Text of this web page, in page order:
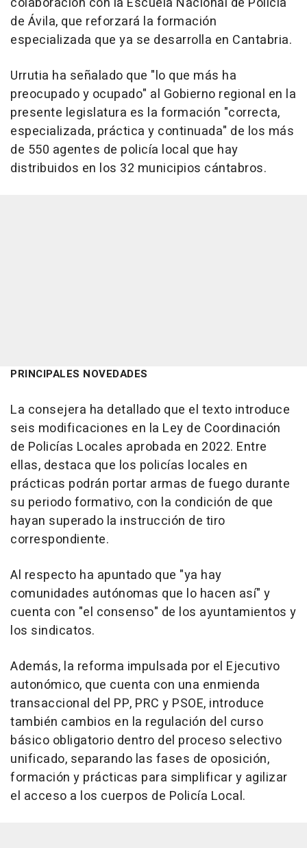
de Ávila, que reforzará la formación
especializada que ya se desarrolla en Cantabria.
Urrutia ha señalado que "lo que más ha
preocupado y ocupado" al Gobierno regional en la
presente legislatura es la formación "correcta,
especializada, práctica y continuada" de los más
de 550 agentes de policía local que hay
distribuidos en los 32 municipios cántabros.
PRINCIPALES NOVEDADES
La consejera ha detallado que el texto introduce
seis modificaciones en la Ley de Coordinación
de Policías Locales aprobada en 2022. Entre
ellas, destaca que los policías locales en
prácticas podrán portar armas de fuego durante
su periodo formativo, con la condición de que
hayan superado la instrucción de tiro
correspondiente.
Al respecto ha apuntado que "ya hay
comunidades autónomas que lo hacen así" y
cuenta con "el consenso" de los ayuntamientos y
los sindicatos.
Además, la reforma impulsada por el Ejecutivo
autonómico, que cuenta con una enmienda
transaccional del PP, PRC y PSOE, introduce
también cambios en la regulación del curso
básico obligatorio dentro del proceso selectivo
unificado, separando las fases de oposición,
formación y prácticas para simplificar y agilizar
el acceso a los cuerpos de Policía Local.